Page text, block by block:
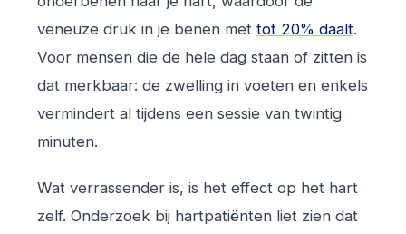
veneuze druk in je benen met tot 20% daalt.
Voor mensen die de hele dag staan of zitten is
dat merkbaar: de zwelling in voeten en enkels
vermindert al tijdens een sessie van twintig
minuten.
Wat verrassender is, is het effect op het hart
zelf. Onderzoek bij hartpatiënten liet zien dat